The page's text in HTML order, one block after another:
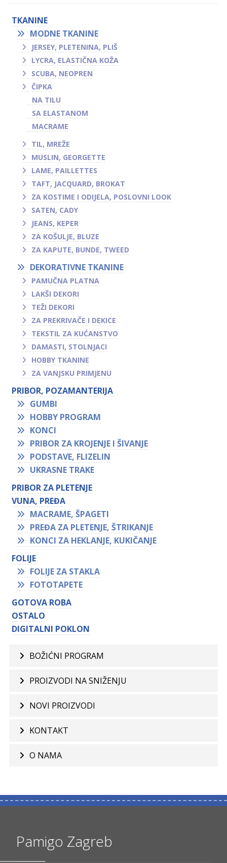
TKANINE
MODNE TKANINE
JERSEY, PLETENINA, PLIŠ
LYCRA, ELASTIČNA KOŽA
SCUBA, NEOPREN
ČIPKA
NA TILU
SA ELASTANOM
MACRAME
TIL, MREŽE
MUSLIN, GEORGETTE
LAME, PAILLETTES
TAFT, JACQUARD, BROKAT
ZA KOSTIME I ODIJELA, POSLOVNI LOOK
SATEN, CADY
JEANS, KEPER
ZA KOŠULJE, BLUZE
ZA KAPUTE, BUNDE, TWEED
DEKORATIVNE TKANINE
PAMUČNA PLATNA
LAKŠI DEKORI
TEŽI DEKORI
ZA PREKRIVAČE I DEKICE
TEKSTIL ZA KUĆANSTVO
DAMASTI, STOLNJACI
HOBBY TKANINE
ZA VANJSKU PRIMJENU
PRIBOR, POZAMANTERIJA
GUMBI
HOBBY PROGRAM
KONCI
PRIBOR ZA KROJENJE I ŠIVANJE
PODSTAVE, FLIZELIN
UKRASNE TRAKE
PRIBOR ZA PLETENJE
VUNA, PREĐA
MACRAME, ŠPAGETI
PREĐA ZA PLETENJE, ŠTRIKANJE
KONCI ZA HEKLANJE, KUKIČANJE
FOLIJE
FOLIJE ZA STAKLA
FOTOTAPETE
GOTOVA ROBA
OSTALO
DIGITALNI POKLON
BOŽIĆNI PROGRAM
PROIZVODI NA SNIŽENJU
NOVI PROIZVODI
KONTAKT
O NAMA
Pamigo Zagreb